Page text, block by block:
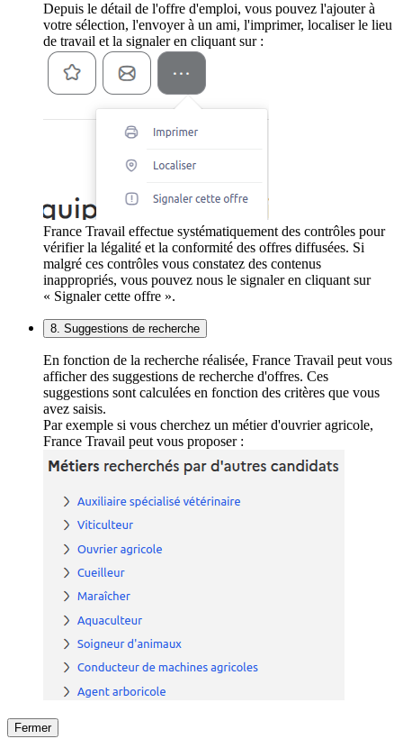
Depuis le détail de l'offre d'emploi, vous pouvez l'ajouter à
votre sélection, l'envoyer à un ami, l'imprimer, localiser le lieu
de travail et la signaler en cliquant sur :
France Travail effectue systématiquement des contrôles pour
vérifier la légalité et la conformité des offres diffusées. Si
malgré ces contrôles vous constatez des contenus
inappropriés, vous pouvez nous le signaler en cliquant sur
« Signaler cette offre ».
8. Suggestions de recherche
En fonction de la recherche réalisée, France Travail peut vous
afficher des suggestions de recherche d'offres. Ces
suggestions sont calculées en fonction des critères que vous
avez saisis.
Par exemple si vous cherchez un métier d'ouvrier agricole,
France Travail peut vous proposer :
Fermer